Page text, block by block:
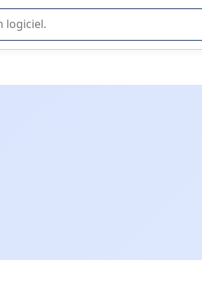
logiciel SaaS en entreprise.